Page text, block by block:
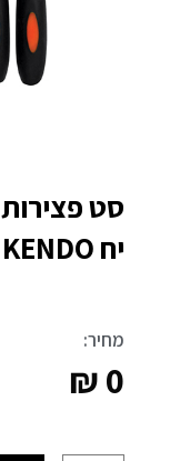
יח KENDO
מחיר:
₪0